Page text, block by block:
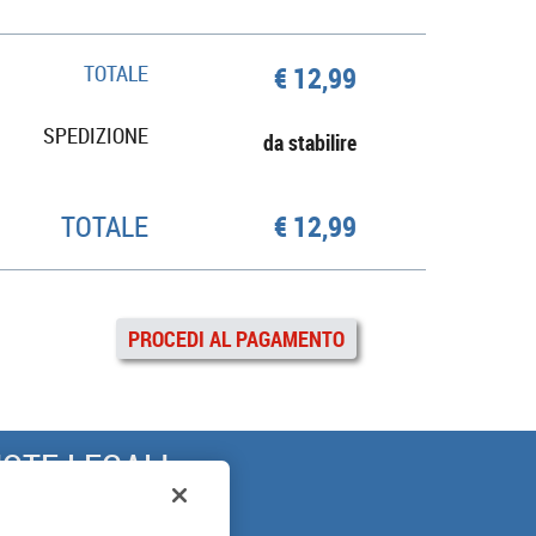
TOTALE € 12,99
SPEDIZIONE da stabilire
TOTALE € 12,99
PROCEDI AL PAGAMENTO
LEGALI